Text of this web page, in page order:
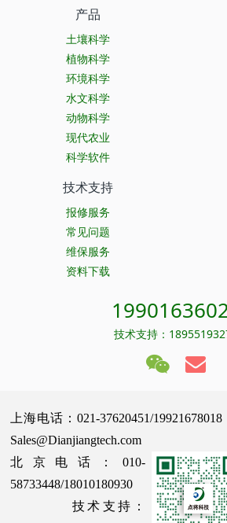
产品
土壤科学
植物科学
环境科学
水文科学
动物科学
现代农业
科学软件
技术支持
报修服务
常见问题
维保服务
资料下载
技术支持：
上海电话：021-37620451/
Sales@Dianjiangtech.com
北京电话：010-
58733448/18010180930
技术支持：